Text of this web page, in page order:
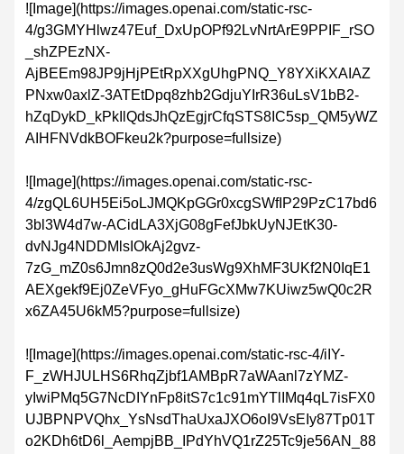
![Image](https://images.openai.com/static-rsc-
4/g3GMYHlwz47Euf_DxUpOPf92LvNrtArE9PPIF_rSO
_shZPEzNX-
AjBEEm98JP9jHjPEtRpXXgUhgPNQ_Y8YXiKXAIAZ
PNxw0axlZ-3ATEtDpq8zhb2GdjuYIrR36uLsV1bB2-
hZqDykD_kPkIlQdsJhQzEgjrCfqSTS8IC5sp_QM5yWZ
AIHFNVdkBOFkeu2k?purpose=fullsize)
![Image](https://images.openai.com/static-rsc-
4/zgQL6UH5Ei5oLJMQKpGGr0xcgSWfIP29PzC17bd6
3bl3W4d7w-ACidLA3XjG08gFefJbkUyNJEtK30-
dvNJg4NDDMlsIOkAj2gvz-
7zG_mZ0s6Jmn8zQ0d2e3usWg9XhMF3UKf2N0IqE1
AEXgekf9Ej0ZeVFyo_gHuFGcXMw7KUiwz5wQ0c2R
x6ZA45U6kM5?purpose=fullsize)
![Image](https://images.openai.com/static-rsc-4/iIY-
F_zWHJULHS6RhqZjbf1AMBpR7aWAanl7zYMZ-
yIwiPMq5G7NcDIYnFp8itS7c1c91mYTlIMq4qL7isFX0
UJBPNPVQhx_YsNsdThaUxaJXO6oI9VsEIy87Tp01T
o2KDh6tD6l_AempjBB_IPdYhVQ1rZ25Tc9je56AN_88